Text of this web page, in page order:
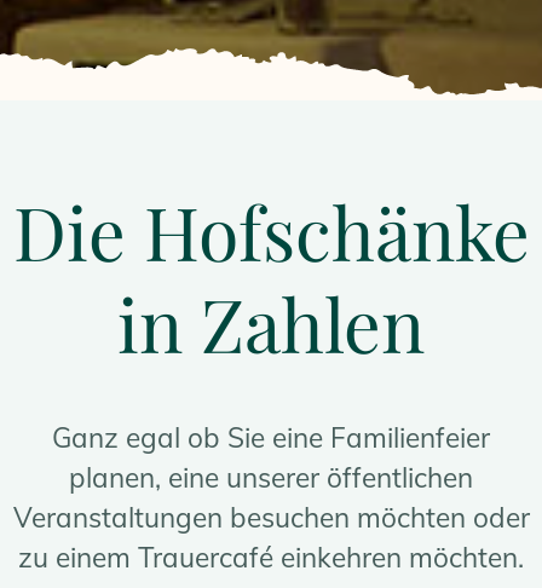
Die Hofschänke
in Zahlen
Ganz egal ob Sie eine Familienfeier
planen, eine unserer öffentlichen
Veranstaltungen besuchen möchten oder
zu einem Trauercafé einkehren möchten.